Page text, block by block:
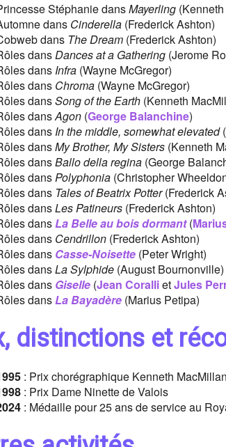
Stéphanie dansMayerling
dans Cinderella (Frederick Ashton)
dans The Dream (Frederick Ashton)
dansDances at a Gathering (Jerome
dans Infra (Wayne McGregor)
dans Chroma (Wayne McGregor)
dansSong of the Earth (Kenneth
dansAgon (George Balanchine)
dans In the middle, somewhat elevated
dansMy Brother, My Sisters (Kenneth
dansBallo della regina (George
dansPolyphonia (Christopher
dans Tales of Beatrix Potter(Frederick
dansLes Patineurs (Frederick Ashton)
dansLa Belle au bois dormant(
dans Cendrillon (Frederick Ashton)
dans Casse-Noisette (Peter Wright)
dansLa Sylphide (August Bournonville)
dans Giselle (Jean CorallietJules
dansLa Bayadère (Marius Petipa)
distinctions et
: Prix chorégraphique Kenneth MacMillan
: Prix Dame Ninette de Valois
: Médaille pour 25 ans de service au